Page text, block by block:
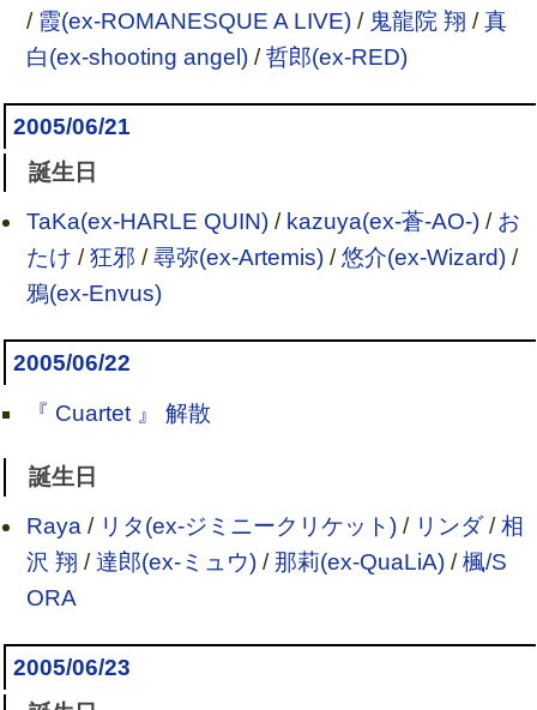
/ 霞(ex-ROMANESQUE A LIVE)/ 鬼龍院 翔 /真
白(ex-shooting angel)/哲郎(ex-RED)
2005/06/21
誕生日
TaKa(ex-HARLE QUIN)/ kazuya(ex-蒼-AO-)/ お
たけ /狂邪 /尋弥(ex-Artemis)/悠介(ex-Wizard)/
鴉(ex-Envus)
2005/06/22
『 Cuartet 』 解散
誕生日
Raya / リタ(ex-ジミニークリケット)/ リンダ/相
沢 翔 /達郎(ex-ミュウ)/ 那莉(ex-QuaLiA)/楓/S
ORA
2005/06/23